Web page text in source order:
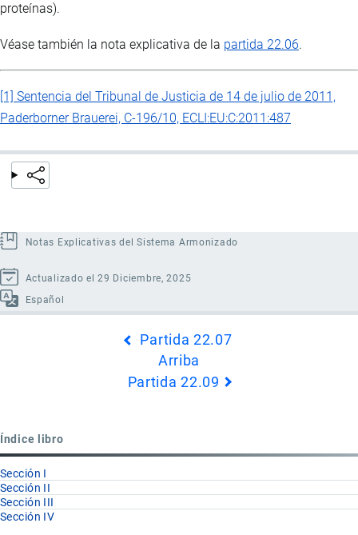
proteínas).
Véase también la nota explicativa de la partida 22.06.
[1] Sentencia del Tribunal de Justicia de 14 de julio de 2011,
Paderborner Brauerei, C-196/10, ECLI:EU:C:2011:487
Notas Explicativas del Sistema Armonizado
Actualizado el 29 Diciembre, 2025
Español
22.08
Partida 22.07
Arriba
Partida 22.09
Índice libro
Sección I
Sección II
Sección III
Sección IV